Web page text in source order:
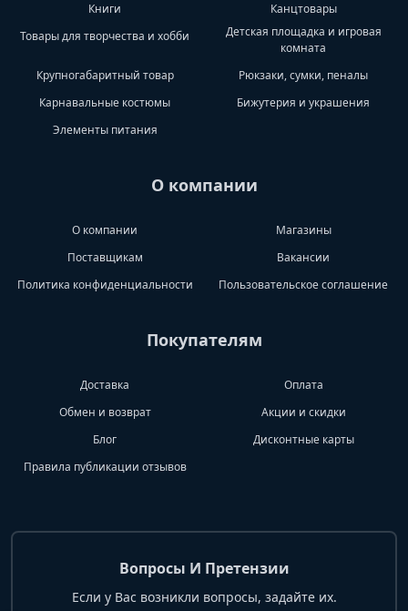
Книги
Канцтовары
Товары для творчества и хобби
Детская площадка и игровая
комната
Крупногабаритный товар
Рюкзаки, сумки, пеналы
Карнавальные костюмы
Бижутерия и украшения
Элементы питания
О компании
О компании
Магазины
Поставщикам
Вакансии
Политика конфиденциальности
Пользовательское соглашение
Покупателям
Доставка
Оплата
Обмен и возврат
Акции и скидки
Блог
Дисконтные карты
Правила публикации отзывов
Вопросы И Претензии
Если у Вас возникли вопросы, задайте их.